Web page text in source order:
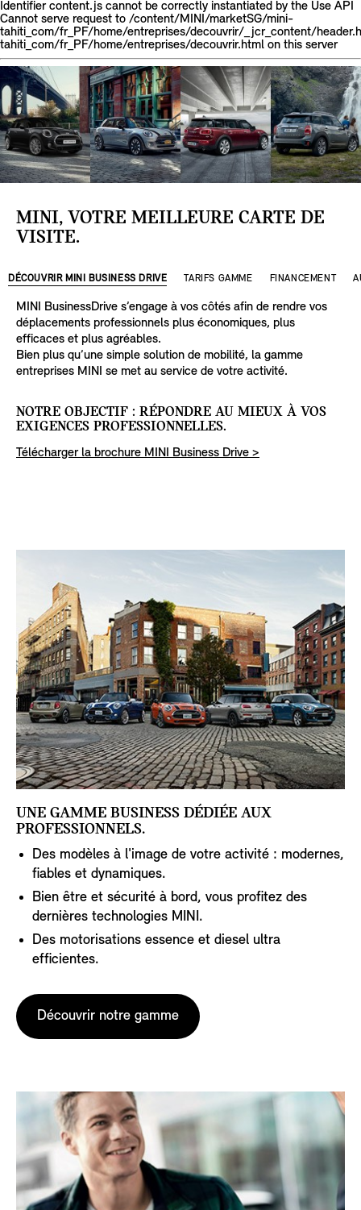
Identifier content.js cannot be correctly instantiated by the Use API
Cannot serve request to /content/MINI/marketSG/mini-
tahiti_com/fr_PF/home/entreprises/decouvrir/_jcr_content/
tahiti_com/fr_PF/home/entreprises/decouvrir.html on this server
MINI, VOTRE MEILLEURE CARTE DE
VISITE.
DÉCOUVRIR MINI BUSINESS DRIVE TARIFS GAMME FINANCEMENT
MINI BusinessDrive s’engage à vos côtés afin de rendre vos
déplacements professionnels plus économiques, plus
efficaces et plus agréables.
Bien plus qu’une simple solution de mobilité, la gamme
entreprises MINI se met au service de votre activité.
NOTRE OBJECTIF : RÉPONDRE AU MIEUX À VOS
EXIGENCES PROFESSIONNELLES.
Télécharger la brochure MINI Business Drive >
S
UNE GAMME BUSINESS DÉDIÉE AUX
PROFESSIONNELS.
Des modèles à l'image de votre activité : modernes,
fiables et dynamiques.
Bien être et sécurité à bord, vous profitez des
dernières technologies MINI.
Des motorisations essence et diesel ultra
efficientes.
Découvrir notre gamme